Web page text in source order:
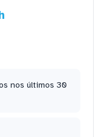
nos últimos 30